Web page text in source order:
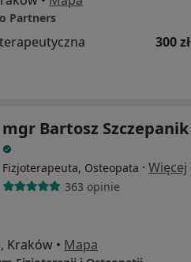
Partners
300 zł
mgr Bartosz Szczepanik
Fizjoterapeuta, Osteopata · Więcej
363 opinie
Kraków • Mapa